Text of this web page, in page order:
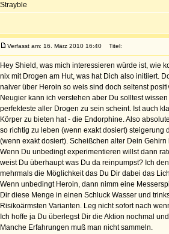
Strayble
Verfasst am: 16. März 2010 16:40 Titel:
Hey Shield, was mich interessieren würde ist, wie
nix mit Drogen am Hut, was hat Dich also initiiert.
naiver über Heroin so weis sind doch seltenst
Neugier kann ich verstehen aber Du solltest
perfekteste aller Drogen zu sein scheint. Ist auch
Körper zu bieten hat - die Endorphine. Also
so richtig zu leben (wenn exakt dosiert)
(wenn exakt dosiert). Scheißchen alter Dein
Wenn Du unbedingt experimentieren willst dann
weist Du überhaupt was Du da reinpumpst? Ich
mehrmals die Möglichkeit das Du Dir dabei das
Wenn unbedingt Heroin, dann nimm eine
Dir diese Menge in einen Schluck Wasser und
Risikoärmsten Varianten. Leg nicht sofort nach
Ich hoffe ja Du überlegst Dir die Aktion nochmal
Manche Erfahrungen muß man nicht sammeln.